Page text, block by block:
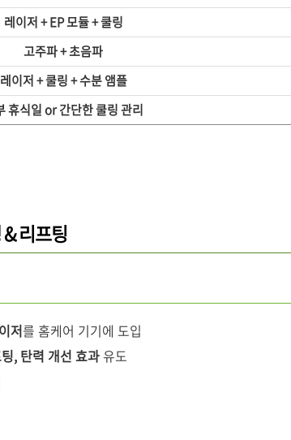
레이저 + EP 모듈 + 쿨링
고주파 + 초음파
레이저 + 쿨링 + 수분 앰플
휴식일 or 간단한 쿨링 관리
리프팅
저를 홈케어 기기에 도입
, 탄력 개선 효과유도